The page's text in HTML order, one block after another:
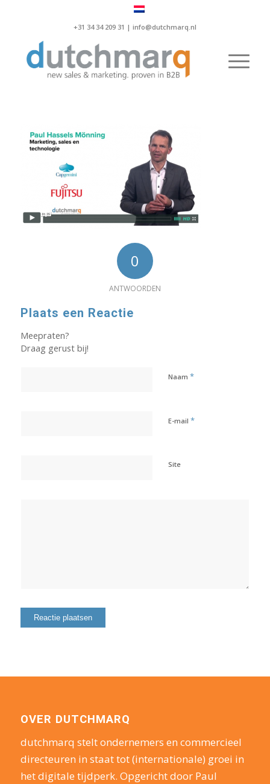
+31 34 34 209 31 | info@dutchmarq.nl
0
ANTWOORDEN
Plaats een Reactie
Meepraten?
Draag gerust bij!
Naam *
E-mail *
Site
OVER DUTCHMARQ
dutchmarq stelt ondernemers en commercieel
directeuren in staat tot (internationale) groei in
het digitale tijdperk. Opgericht door Paul